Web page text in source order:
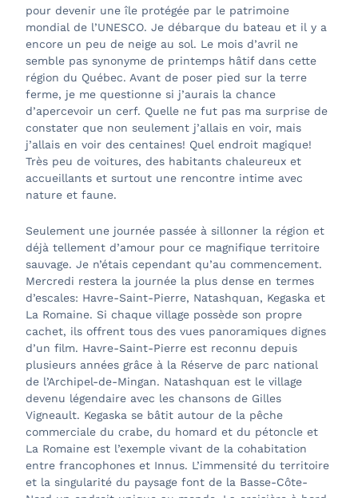
pour devenir une île protégée par le patrimoine
mondial de l’UNESCO. Je débarque du bateau et il y a
encore un peu de neige au sol. Le mois d’avril ne
semble pas synonyme de printemps hâtif dans cette
région du Québec. Avant de poser pied sur la terre
ferme, je me questionne si j’aurais la chance
d’apercevoir un cerf. Quelle ne fut pas ma surprise de
constater que non seulement j’allais en voir, mais
j’allais en voir des centaines! Quel endroit magique!
Très peu de voitures, des habitants chaleureux et
accueillants et surtout une rencontre intime avec
nature et faune.
Seulement une journée passée à sillonner la région et
déjà tellement d’amour pour ce magnifique territoire
sauvage. Je n’étais cependant qu’au commencement.
Mercredi restera la journée la plus dense en termes
d’escales: Havre-Saint-Pierre, Natashquan, Kegaska et
La Romaine. Si chaque village possède son propre
cachet, ils offrent tous des vues panoramiques dignes
d’un film. Havre-Saint-Pierre est reconnu depuis
plusieurs années grâce à la Réserve de parc national
de l’Archipel-de-Mingan. Natashquan est le village
devenu légendaire avec les chansons de Gilles
Vigneault. Kegaska se bâtit autour de la pêche
commerciale du crabe, du homard et du pétoncle et
La Romaine est l’exemple vivant de la cohabitation
entre francophones et Innus. L’immensité du territoire
et la singularité du paysage font de la Basse-Côte-